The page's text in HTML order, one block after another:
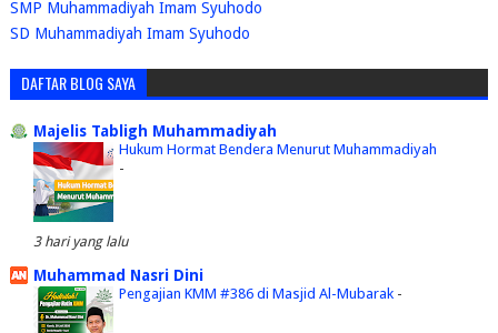
SMP Muhammadiyah Imam Syuhodo
SD Muhammadiyah Imam Syuhodo
DAFTAR BLOG SAYA
Majelis Tabligh Muhammadiyah
Hukum Hormat Bendera Menurut Muhammadiyah
-
3 hari yang lalu
Muhammad Nasri Dini
Pengajian KMM #386 di Masjid Al-Mubarak -